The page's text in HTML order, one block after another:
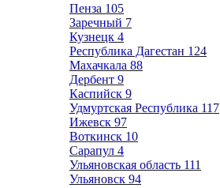
Пенза 105
Заречный 7
Кузнецк 4
Республика Дагестан 124
Махачкала 88
Дербент 9
Каспийск 9
Удмуртская Республика 117
Ижевск 97
Воткинск 10
Сарапул 4
Ульяновская область 111
Ульяновск 94